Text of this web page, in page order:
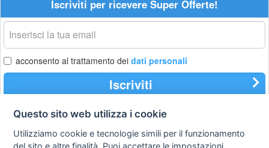
Iscriviti per ricevere Super Offerte!
La
tua
email
acconsento al trattamento dei dati personali
Iscriviti
Privacy
policy
Avviso
legale
Scrivici
Questo sito web utilizza i cookie
Utilizziamo cookie e tecnologie simili per il funzionamento
del sito e altre finalità. Puoi accettare le impostazioni